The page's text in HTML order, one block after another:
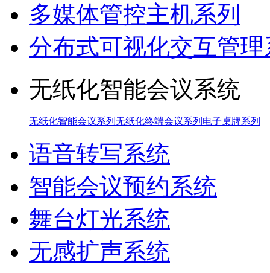
多媒体管控主机系列
分布式可视化交互管理
无纸化智能会议系统
无纸化智能会议系列 无纸化终端会议系列 电子桌牌系列
语音转写系统
智能会议预约系统
舞台灯光系统
无感扩声系统